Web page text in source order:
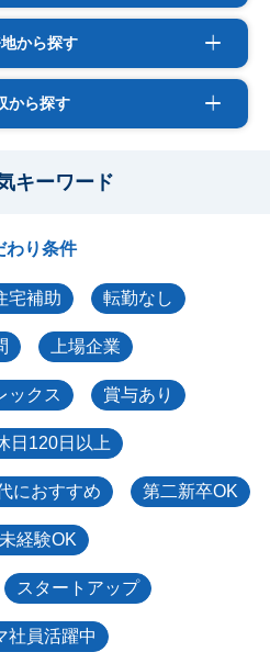
から探す
から探す
キーワード
わり条件
宅補助 転勤なし
上場企業
ックス 賞与あり
日120日以上
におすすめ 第二新卒OK
経験OK
スタートアップ
社員活躍中